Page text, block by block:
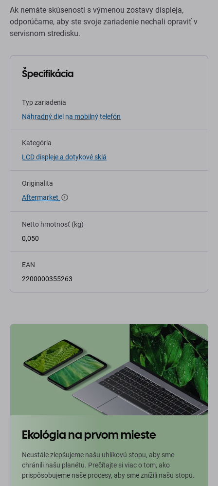
Ak nemáte skúsenosti s výmenou zostavy displeja,
odporúčame, aby ste svoje zariadenie nechali opraviť v
servisnom stredisku.
Špecifikácia
Typ zariadenia
Náhradný diel na mobilný telefón
Kategória
LCD displeje a dotykové sklá
Originalita
Aftermarket
Netto hmotnosť (kg)
0,050
EAN
2200000355263
Ekológia na prvom mieste
Neustále zlepšujeme našu uhlíkovú stopu, aby sme
chránili našu planétu. Prečítajte si viac o tom, ako
prispôsobujeme naše procesy, aby sme znížili našu stopu.